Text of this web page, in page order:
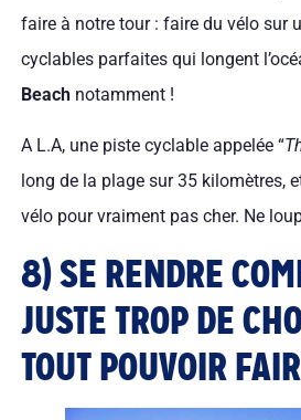
faire à notre tour : faire du vélo sur
cyclables parfaites qui longent
Beachnotamment !
A L.A, une piste cyclable appelée “
long de la plage sur 35 kilomètres,
vélo pour vraiment pas cher. Ne
8) SE RENDRE
JUSTE TROP DE
TOUT POUVOIR